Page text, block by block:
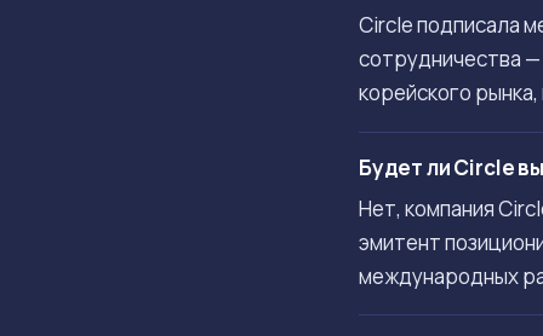
Circle подписала
сотрудничества
корейского
Будет ли Circle
Нет, компания
эмитент
международных